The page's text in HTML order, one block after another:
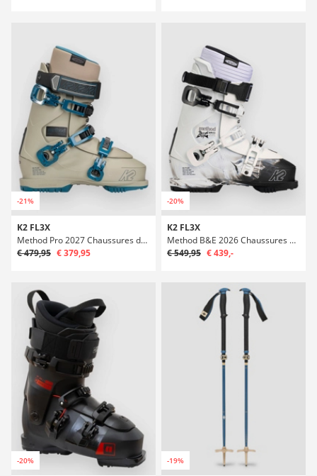
-21%
K2 FL3X
Method Pro 2027 Chaussures de ski
€ 479,95 € 379,95
-20%
K2 FL3X
Method B&E 2026 Chaussures de ski
€ 549,95 € 439,-
-20% -19%